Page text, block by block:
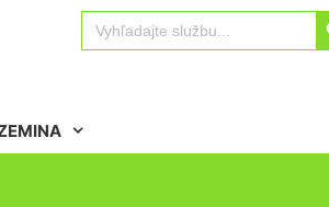
Search
for: